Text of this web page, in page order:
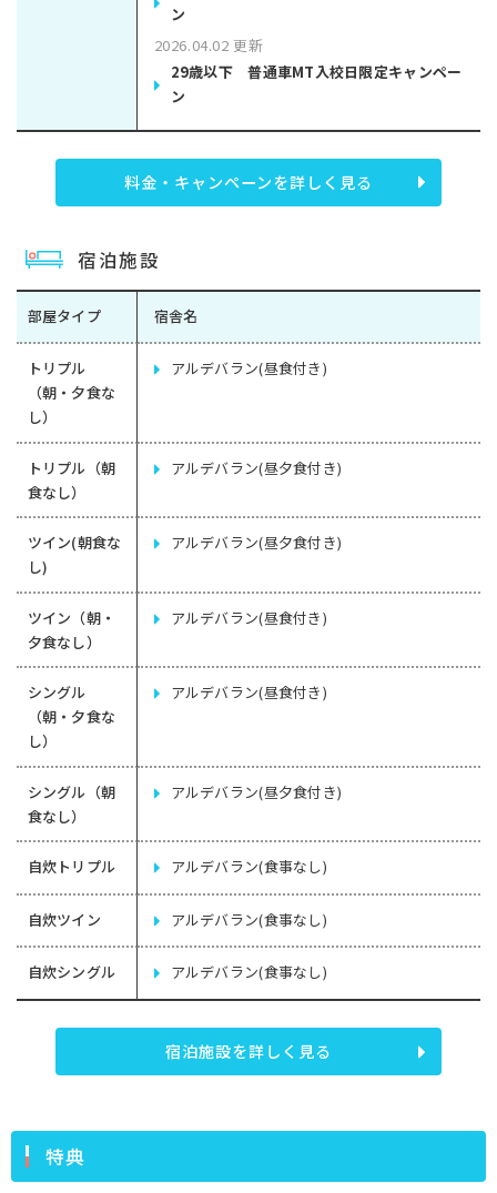
ン
2026.04.02 更新
29歳以下 普通車MT入校日限定キャンペー
ン
料金・キャンペーンを詳しく見る
宿泊施設
部屋タイプ 宿舎名
トリプル
（朝・夕食な
し）
アルデバラン(昼食付き)
トリプル（朝
食なし）
アルデバラン(昼夕食付き)
ツイン(朝食な
し)
アルデバラン(昼夕食付き)
ツイン（朝・
夕食なし）
アルデバラン(昼食付き)
シングル
（朝・夕食な
し）
アルデバラン(昼食付き)
シングル（朝
食なし）
アルデバラン(昼夕食付き)
自炊トリプル アルデバラン(食事なし)
自炊ツイン アルデバラン(食事なし)
自炊シングル アルデバラン(食事なし)
宿泊施設を詳しく見る
特典